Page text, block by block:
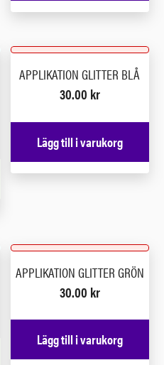
APPLIKATION GLITTER BLÅ
30.00 kr
Lägg till i varukorg
APPLIKATION GLITTER GRÖN
30.00 kr
Lägg till i varukorg